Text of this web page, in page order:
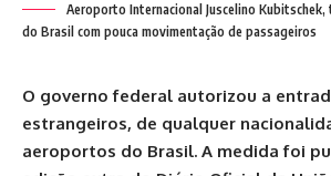
Aeroporto Internacional Juscelino
do Brasil com pouca movimentação de passageiros
O governo federal autorizou a
estrangeiros, de qualquer
aeroportos do Brasil. A medida foi